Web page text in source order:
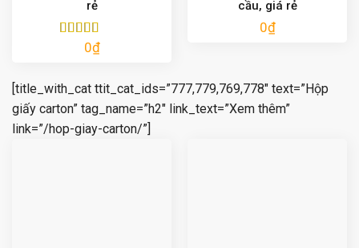
rẻ
Được xếp
0₫
cầu, giá rẻ
0₫
[title_with_cat ttit_cat_ids=”777,779,769,778″ text=”Hộp
giấy carton” tag_name=”h2″ link_text=”Xem thêm”
link=”/hop-giay-carton/”]